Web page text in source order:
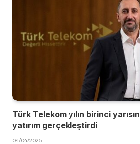
Türk Telekom yılın birinci
yatırım gerçekleştirdi
04/04/2025